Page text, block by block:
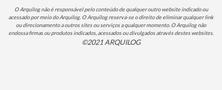
O Arquilog não é responsável pelo conteúdo de qualquer outro website indicado ou
acessado por meio do Arquilog. O Arquilog reserva-se o direito de eliminar qualquer link
ou direcionamento a outros sites ou serviços a qualquer momento. O Arquilog não
endossa firmas ou produtos indicados, acessados ou divulgados através destes websites.
©2021 ARQUILOG